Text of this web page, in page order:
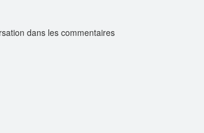
dans les commentaires